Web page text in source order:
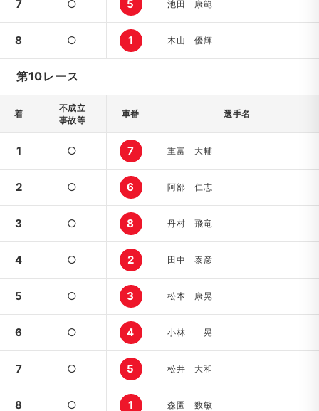
7 ○ 5 池田 康範
8 ○ 1 木山 優輝
第10レース
着
不成立
事故等
車番 選手名
1 ○ 7 重富 大輔
2 ○ 6 阿部 仁志
3 ○ 8 丹村 飛竜
4 ○ 2 田中 泰彦
5 ○ 3 松本 康晃
6 ○ 4 小林 晃
7 ○ 5 松井 大和
8 ○ 1 森園 数敏